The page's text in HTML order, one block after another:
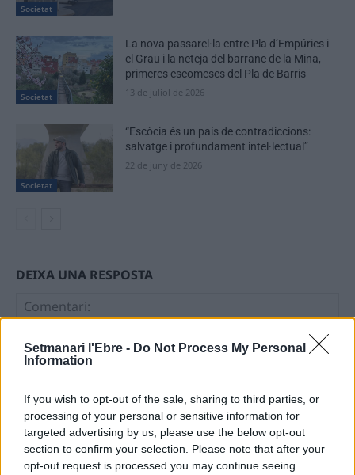
Setmanari l'Ebre - Do Not Process My Personal
Information
If you wish to opt-out of the sale, sharing to third parties, or
processing of your personal or sensitive information for
targeted advertising by us, please use the below opt-out
section to confirm your selection. Please note that after your
opt-out request is processed you may continue seeing
Societat
Societat
La nova passarel·la entre Pla d’Empúries i
el Grau i la neteja del barranc de la Mina,
primeres escomeses del Pla de Barris
13 de juliol de 2026
Societat
“Escòcia és un país de contradiccions:
salvatge i profundament intel·lectual”
22 de juny de 2026
DEIXA UNA RESPOSTA
Comentari: